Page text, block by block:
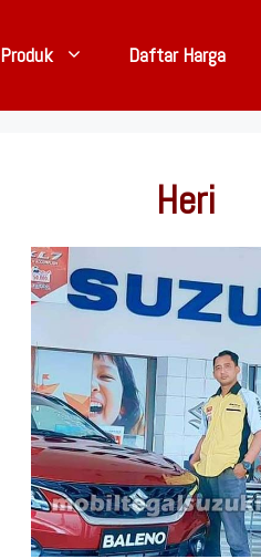
Produk Daftar Harga
Heri